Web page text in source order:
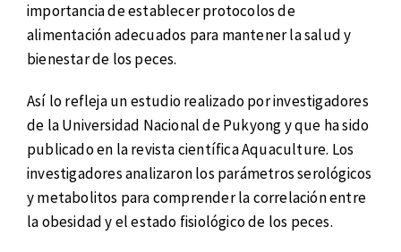
importancia de establecer protocolos de
alimentación adecuados para mantener la salud y
bienestar de los peces.
Así lo refleja un estudio realizado por investigadores
de la Universidad Nacional de Pukyong y que ha sido
publicado en la revista científica Aquaculture. Los
investigadores analizaron los parámetros serológicos
y metabolitos para comprender la correlación entre
la obesidad y el estado fisiológico de los peces.